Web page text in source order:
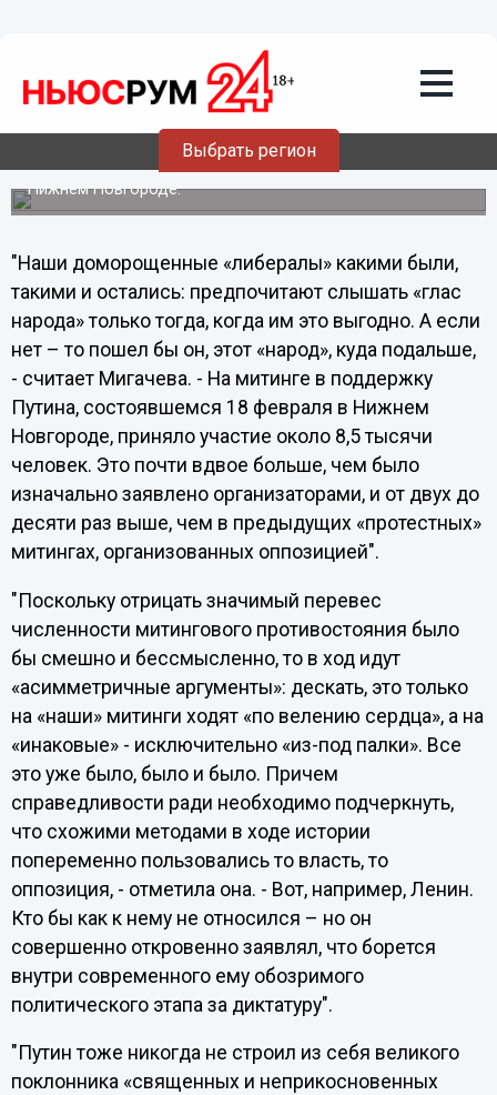
Выбрать регион
«Все должно решиться не на
площадях, а на избирательных
участках», - политолог
Об этом заявила политический обозреватель Ольга
Мигачева, комментируя прошедший митинг за Путина в
Нижнем Новгороде.
"Наши доморощенные «либералы» какими были,
такими и остались: предпочитают слышать «глас
народа» только тогда, когда им это выгодно. А если
нет – то пошел бы он, этот «народ», куда подальше,
- считает Мигачева. - На митинге в поддержку
Путина, состоявшемся 18 февраля в Нижнем
Новгороде, приняло участие около 8,5 тысячи
человек. Это почти вдвое больше, чем было
изначально заявлено организаторами, и от двух до
десяти раз выше, чем в предыдущих «протестных»
митингах, организованных оппозицией".
"Поскольку отрицать значимый перевес
численности митингового противостояния было
бы смешно и бессмысленно, то в ход идут
«асимметричные аргументы»: дескать, это только
на «наши» митинги ходят «по велению сердца», а на
«инаковые» - исключительно «из-под палки». Все
это уже было, было и было. Причем
справедливости ради необходимо подчеркнуть,
что схожими методами в ходе истории
попеременно пользовались то власть, то
оппозиция, - отметила она. - Вот, например, Ленин.
Кто бы как к нему не относился – но он
совершенно откровенно заявлял, что борется
внутри современного ему обозримого
политического этапа за диктатуру".
"Путин тоже никогда не строил из себя великого
поклонника «священных и неприкосновенных